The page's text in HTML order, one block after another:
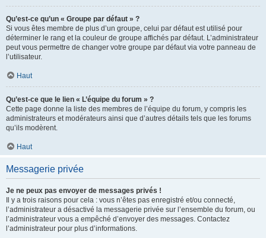
Qu’est-ce qu’un « Groupe par défaut » ?
Si vous êtes membre de plus d’un groupe, celui par défaut est utilisé pour
déterminer le rang et la couleur de groupe affichés par défaut. L’administrateur
peut vous permettre de changer votre groupe par défaut via votre panneau de
l’utilisateur.
Haut
Qu’est-ce que le lien « L’équipe du forum » ?
Cette page donne la liste des membres de l’équipe du forum, y compris les
administrateurs et modérateurs ainsi que d’autres détails tels que les forums
qu’ils modèrent.
Haut
Messagerie privée
Je ne peux pas envoyer de messages privés !
Il y a trois raisons pour cela : vous n’êtes pas enregistré et/ou connecté,
l’administrateur a désactivé la messagerie privée sur l’ensemble du forum, ou
l’administrateur vous a empêché d’envoyer des messages. Contactez
l’administrateur pour plus d’informations.